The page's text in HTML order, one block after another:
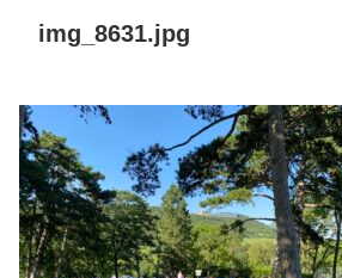
img_8631.jpg